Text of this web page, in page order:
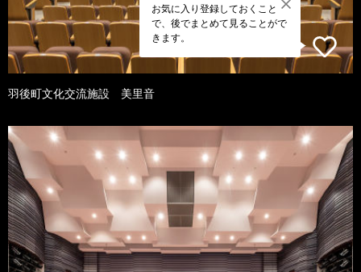
お気に入り登録しておくこと
で、後でまとめて見ることがで
きます。
羽後町文化交流施設 美里音